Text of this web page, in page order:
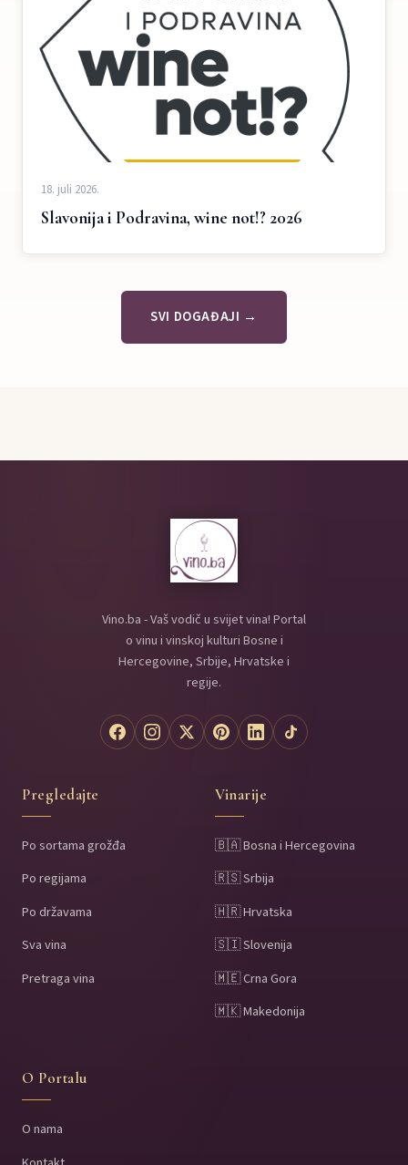
18. juli 2026.
Slavonija i Podravina, wine not!? 2026
SVI DOGAĐAJI →
Vino.ba - Vaš vodič u svijet vina! Portal
o vinu i vinskoj kulturi Bosne i
Hercegovine, Srbije, Hrvatske i
regije.
Pregledajte
Po sortama grožđa
Po regijama
Po državama
Sva vina
Pretraga vina
Vinarije
🇧🇦 Bosna i Hercegovina
🇷🇸 Srbija
🇭🇷 Hrvatska
🇸🇮 Slovenija
🇲🇪 Crna Gora
🇲🇰 Makedonija
O Portalu
O nama